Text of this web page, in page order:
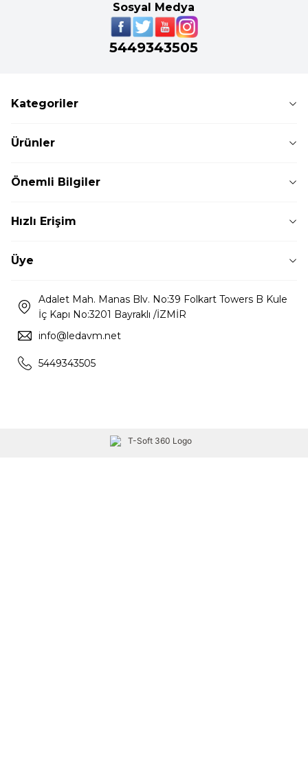
Sosyal Medya
5449343505
Kategoriler
Ürünler
Önemli Bilgiler
Hızlı Erişim
Üye
Adalet Mah. Manas Blv. No:39 Folkart Towers B Kule
İç Kapı No:3201 Bayraklı /İZMİR
info@ledavm.net
5449343505